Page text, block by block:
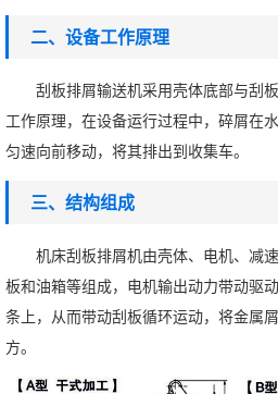
二、设备工作原理
刮板排屑输送机采用壳体底部与刮
工作原理，在设备运行过程中，碎屑在
匀速向前移动，将其排出到收集车。
三、结构组成
机床刮板排屑机由壳体、电机、减
板和油箱等组成，电机输出动力带动驱
条上，从而带动刮板循环运动，将金属
方。